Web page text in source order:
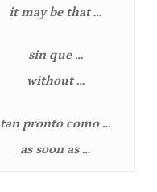
it may be that …
sin que …
without …
tan pronto como …
as soon as …